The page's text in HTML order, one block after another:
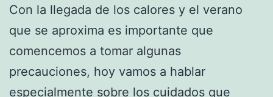
Con la llegada de los calores y el verano
que se aproxima es importante que
comencemos a tomar algunas
precauciones, hoy vamos a hablar
especialmente sobre los cuidados que